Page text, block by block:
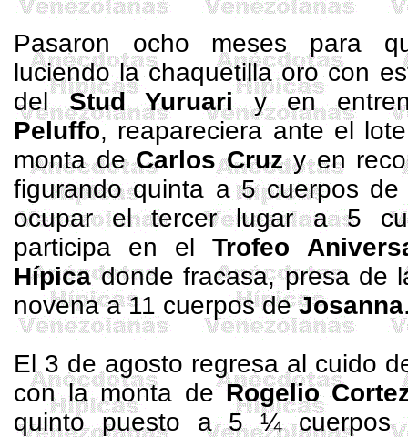
Pasaron ocho meses para
luciendo la chaquetilla oro con
delStud Yuruariy en
Peluffo, reapareciera ante el
monta deCarlos Cruzy en
figurando quinta a 5 cuerpos
ocupar el tercer lugar a 5
participa en el Trofeo
Hípicadonde fracasa, presa de
novena a 11 cuerpos deJosanna
El 3 de agosto regresa al cuido
con la monta deRogelio
quinto puesto a 5 ¼